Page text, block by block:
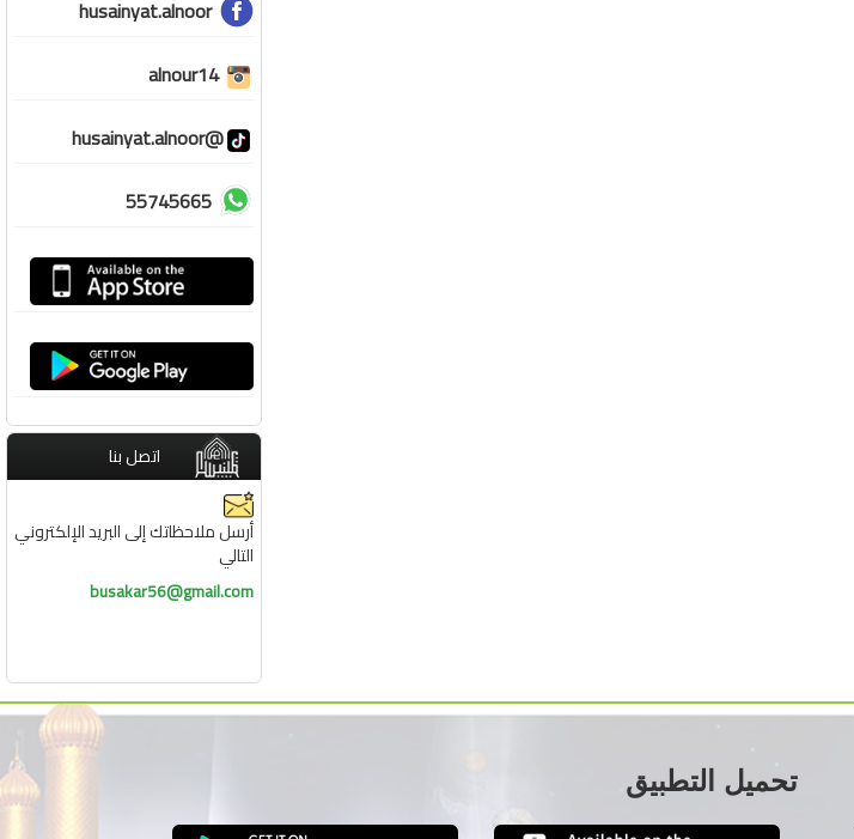
husainyat.alnoor
alnour14
@husainyat.alnoor
55745665
اتصل بنا
أرسل ملاحظاتك إلى البريد الإلكتروني
التالي
busakar56@gmail.com
تحميل التطبيق